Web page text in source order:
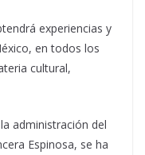
experiencias y
en todos los
cultural,
administración del
Espinosa, se ha